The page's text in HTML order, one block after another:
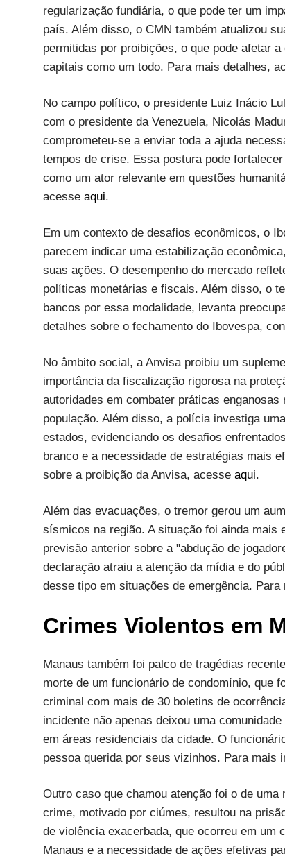
regularização fundiária, o que pode ter um
país. Além disso, o CMN também atualizou
permitidas por proibições, o que pode afetar
capitais como um todo. Para mais detalhes,
No campo político, o presidente Luiz Inácio
com o presidente da Venezuela, Nicolás
comprometeu-se a enviar toda a ajuda
tempos de crise. Essa postura pode
como um ator relevante em questões
acesse aqui.
Em um contexto de desafios econômicos, o
parecem indicar uma estabilização
suas ações. O desempenho do mercado
políticas monetárias e fiscais. Além disso, o
bancos por essa modalidade, levanta
detalhes sobre o fechamento do Ibovespa,
No âmbito social, a Anvisa proibiu um
importância da fiscalização rigorosa na
autoridades em combater práticas
população. Além disso, a polícia investiga
estados, evidenciando os desafios
branco e a necessidade de estratégias mais
sobre a proibição da Anvisa, acesse aqui.
Além das evacuações, o tremor gerou um
sísmicos na região. A situação foi ainda mais
previsão anterior sobre a "abdução de
declaração atraiu a atenção da mídia e do
desse tipo em situações de emergência.
Crimes Violentos em
Manaus também foi palco de tragédias
morte de um funcionário de condomínio, que
criminal com mais de 30 boletins de
incidente não apenas deixou uma
em áreas residenciais da cidade. O
pessoa querida por seus vizinhos. Para mais
Outro caso que chamou atenção foi o de
crime, motivado por ciúmes, resultou na
de violência exacerbada, que ocorreu em um
Manaus e a necessidade de ações efetivas